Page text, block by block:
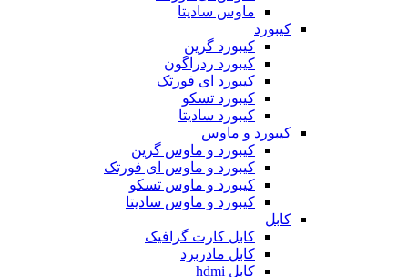
ماوس سادیتا
کیبورد
کیبورد گرین
کیبورد ردراگون
کیبورد ای فورتک
کیبورد تسکو
کیبورد سادیتا
کیبورد و ماوس
کیبورد و ماوس گرین
کیبورد و ماوس ای فورتک
کیبورد و ماوس تسکو
کیبورد و ماوس سادیتا
کابل
کابل کارت گرافیک
کابل مادربرد
کابل hdmi